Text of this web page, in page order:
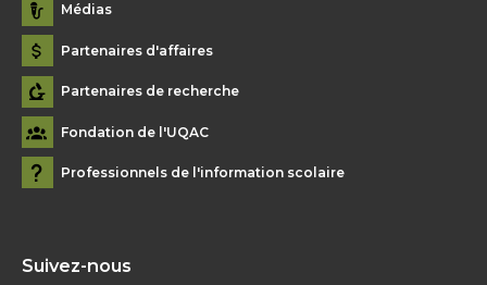
Médias
Partenaires d'affaires
Partenaires de recherche
Fondation de l'UQAC
Professionnels de l'information scolaire
Suivez-nous